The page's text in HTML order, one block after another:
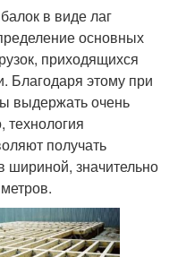
в виде лаг
основных
приходящихся
Благодаря этому при
выдержать очень
технология
получать
шириной, значительно